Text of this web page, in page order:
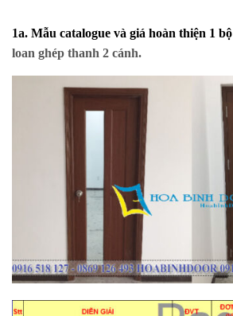
1a. Mẫu catalogue và giá hoàn thiện 1 bộ
loan ghép thanh 2 cánh.